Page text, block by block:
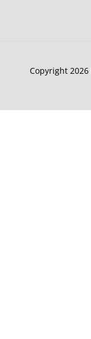
Copyright 2026